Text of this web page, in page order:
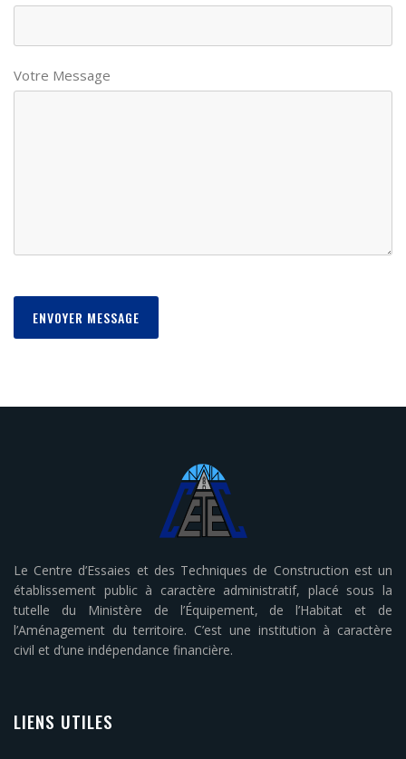
Votre Message
Le Centre d’Essaies et des Techniques de Construction est un
établissement public à caractère administratif, placé sous la
tutelle du Ministère de l’Équipement, de l’Habitat et de
l’Aménagement du territoire. C’est une institution à caractère
civil et d’une indépendance financière.
LIENS UTILES